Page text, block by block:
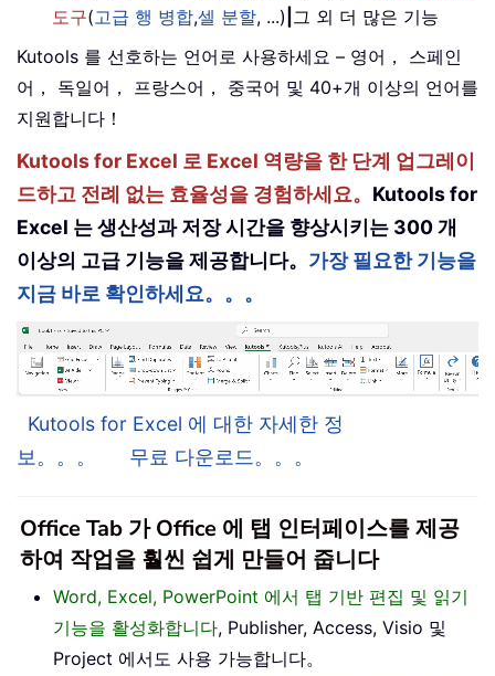
도구(고급 행 병합,셀 분할, ...) 그 외 더 많은 기능
Kutools 를 선호하는 언어로 사용하세요 – 영어， 스페인
어， 독일어， 프랑스어， 중국어 및 40+개 이상의 언어를
지원합니다！
Kutools for Excel 로 Excel 역량을 한 단계 업그레이
드하고 전례 없는 효율성을 경험하세요。 Kutools for
Excel 는 생산성과 저장 시간을 향상시키는 300 개
이상의 고급 기능을 제공합니다。 가장 필요한 기능을
지금 바로 확인하세요。。。
Kutools for Excel 에 대한 자세한 정
보。。。
무료 다운로드。。。
Office Tab 가 Office 에 탭 인터페이스를 제공
하여 작업을 훨씬 쉽게 만들어 줍니다
Word, Excel, PowerPoint 에서 탭 기반 편집 및 읽기
기능을 활성화합니다, Publisher, Access, Visio 및
Project 에서도 사용 가능합니다。